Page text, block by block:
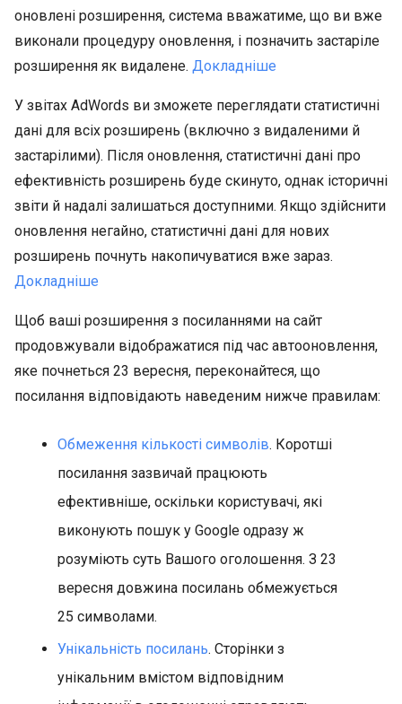
оновлені розширення, система вважатиме, що ви вже
виконали процедуру оновлення, і позначить застаріле
розширення як видалене. Докладніше
У звітах AdWords ви зможете переглядати статистичні
дані для всіх розширень (включно з видаленими й
застарілими). Після оновлення, статистичні дані про
ефективність розширень буде скинуто, однак історичні
звіти й надалі залишаться доступними. Якщо здійснити
оновлення негайно, статистичні дані для нових
розширень почнуть накопичуватися вже зараз.
Докладніше
Щоб ваші розширення з посиланнями на сайт
продовжували відображатися під час автооновлення,
яке почнеться 23 вересня, переконайтеся, що
посилання відповідають наведеним нижче правилам:
Обмеження кількості символів. Коротші
посилання зазвичай працюють
ефективніше, оскільки користувачі, які
виконують пошук у Google одразу ж
розуміють суть Вашого оголошення. З 23
вересня довжина посилань обмежується
25 символами.
Унікальність посилань. Сторінки з
унікальним вмістом відповідним